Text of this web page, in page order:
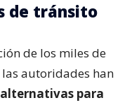
de tránsito
de los miles de
autoridades han
para